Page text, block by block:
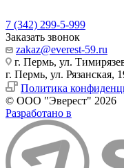
7 (342) 299-5-999
Заказать звонок
zakaz@everest-59.ru
г. Пермь, ул.
г. Пермь, ул. Рязанская,
Политика
© ООО "Эверест" 2026
Разработано в